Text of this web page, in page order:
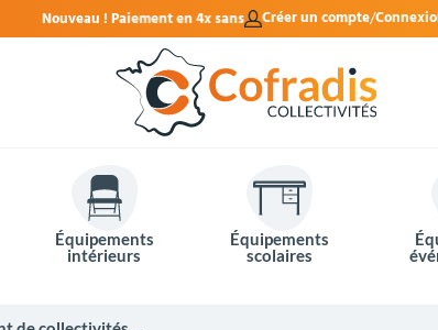
4x sans frais. Créer un compte
Équipements
intérieurs
Équipements
scolaires